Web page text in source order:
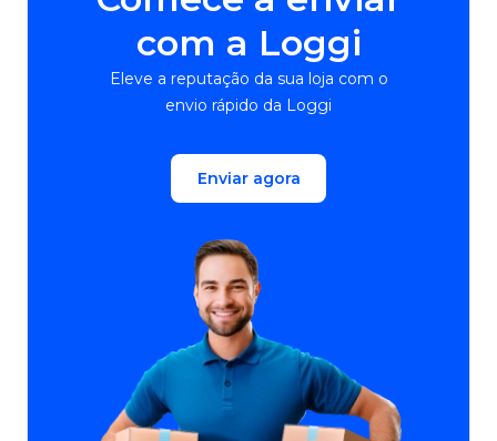
com a Loggi
Eleve a reputação da sua loja com o
envio rápido da Loggi
Enviar agora